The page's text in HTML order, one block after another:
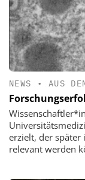
NEWS • AUS
erzielt, der später
relevant werden